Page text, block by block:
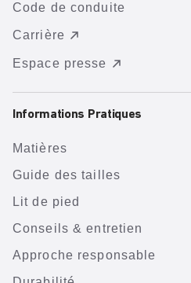
Code de conduite
Carrière
Espace presse
Informations Pratiques
Matières
Guide des tailles
Lit de pied
Conseils & entretien
Approche responsable